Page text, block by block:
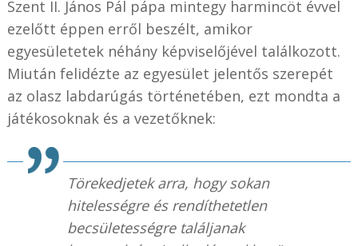
Szent II. János Pál pápa mintegy harmincöt évvel
ezelőtt éppen erről beszélt, amikor
egyesületetek néhány képviselőjével találkozott.
Miután felidézte az egyesület jelentős szerepét
az olasz labdarúgás történetében, ezt mondta a
játékosoknak és a vezetőknek:
Törekedjetek arra, hogy sokan
hitelességre és rendíthetetlen
becsületességre találjanak